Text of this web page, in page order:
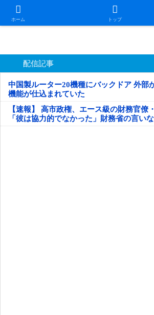
ホーム トップ
日本第一！ニュース録
配信記事
中国製ルーター20機種にバックドア 外部
機能が仕込まれていた
【速報】 高市政権、エース級の財務官僚
「彼は協力的でなかった」財務省の言い
判明